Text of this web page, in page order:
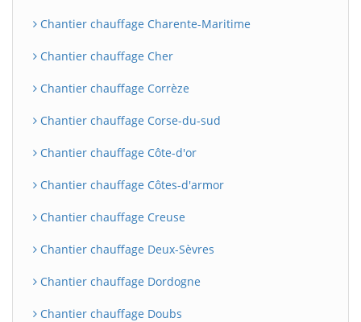
Chantier chauffage Charente-Maritime
Chantier chauffage Cher
Chantier chauffage Corrèze
Chantier chauffage Corse-du-sud
Chantier chauffage Côte-d'or
Chantier chauffage Côtes-d'armor
Chantier chauffage Creuse
Chantier chauffage Deux-Sèvres
Chantier chauffage Dordogne
Chantier chauffage Doubs